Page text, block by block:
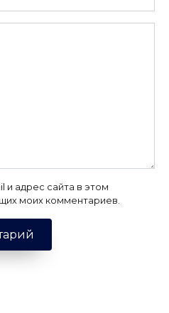
и адрес сайта в этом
моих комментариев.